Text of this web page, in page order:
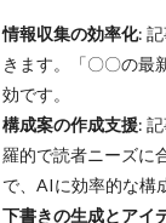
情報収集の効率化:
きます。「〇〇の最
効です。
構成案の作成支援:
羅的で読者ニーズに
で、AIに効率的な構
下書きの生成とアイ